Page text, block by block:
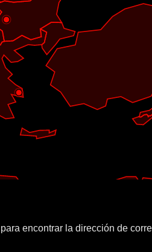
encontrar la dirección de